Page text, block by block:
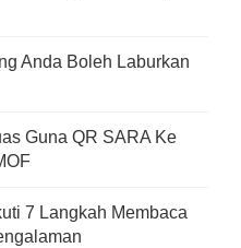
Anda Boleh Laburkan
Guna QR SARA Ke
7 Langkah Membaca